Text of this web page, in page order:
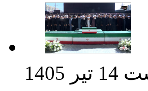
14 تیر 1405